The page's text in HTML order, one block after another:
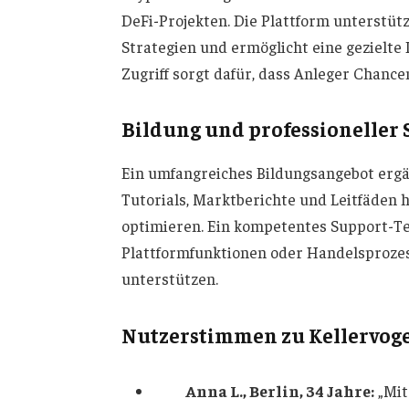
DeFi-Projekten. Die Plattform
Strategien und ermöglicht eine
Zugriff sorgt dafür, dass Anleger
Bildung und professioneller
Ein umfangreiches Bildungsangebot
Tutorials, Marktberichte und Leitfäden
optimieren. Ein kompetentes Support-
Plattformfunktionen oder
unterstützen.
Nutzerstimmen zu
Anna L., Berlin, 34 Jahre: